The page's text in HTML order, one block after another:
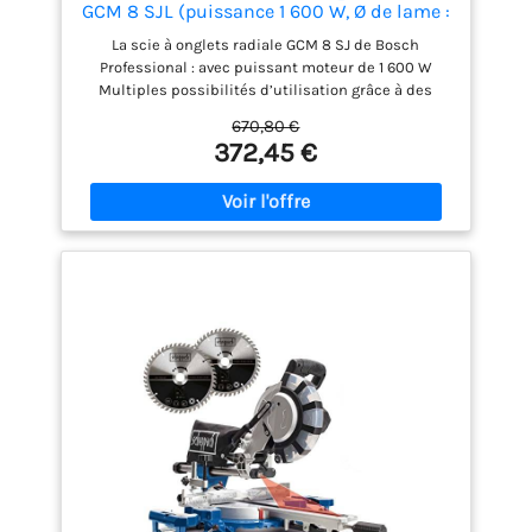
GCM 8 SJL (puissance 1 600 W, Ø de lame :
216 mm)
La scie à onglets radiale GCM 8 SJ de Bosch
Professional : avec puissant moteur de 1 600 W
Multiples possibilités d’utilisation grâce à des
Environnement de travail plus propre et plus sain
car sans poussières grâce au système d’aspiration
en 2 points Design compact et léger : permet un
transport facile d’une seule main avec la poignée
intégrée Livré avec : GCM 8 SJL, 1 lame de scie
circulaire (Optiline Wood, 216 x 30 x 2,8 mm, 48
670,80 €
372,45 €